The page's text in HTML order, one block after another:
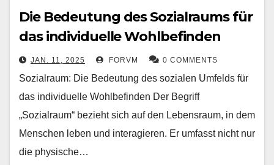
Die Bedeutung des Sozialraums für
das individuelle Wohlbefinden
JAN. 11, 2025 FORVM 0 COMMENTS
Sozialraum: Die Bedeutung des sozialen Umfelds für
das individuelle Wohlbefinden Der Begriff
„Sozialraum“ bezieht sich auf den Lebensraum, in dem
Menschen leben und interagieren. Er umfasst nicht nur
die physische…